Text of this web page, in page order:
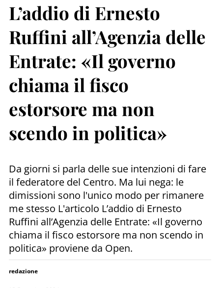
L’addio di Ernesto
Ruffini all’Agenzia delle
Entrate: «Il governo
chiama il fisco
estorsore ma non
scendo in politica»
Da giorni si parla delle sue intenzioni di fare
il federatore del Centro. Ma lui nega: le
dimissioni sono l'unico modo per rimanere
me stesso L'articolo L’addio di Ernesto
Ruffini all’Agenzia delle Entrate: «Il governo
chiama il fisco estorsore ma non scendo in
politica» proviene da Open.
redazione